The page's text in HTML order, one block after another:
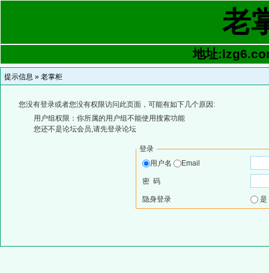
老
地址
提示信息 » 老掌柜
您没有登录或者您没有权限访问此页面，可能有如下几个原因:
用户组权限：你所属的用户组不能使用搜索功能
您还不是论坛会员,请先登录论坛
登录
用户名
Email
密 码
隐身登录